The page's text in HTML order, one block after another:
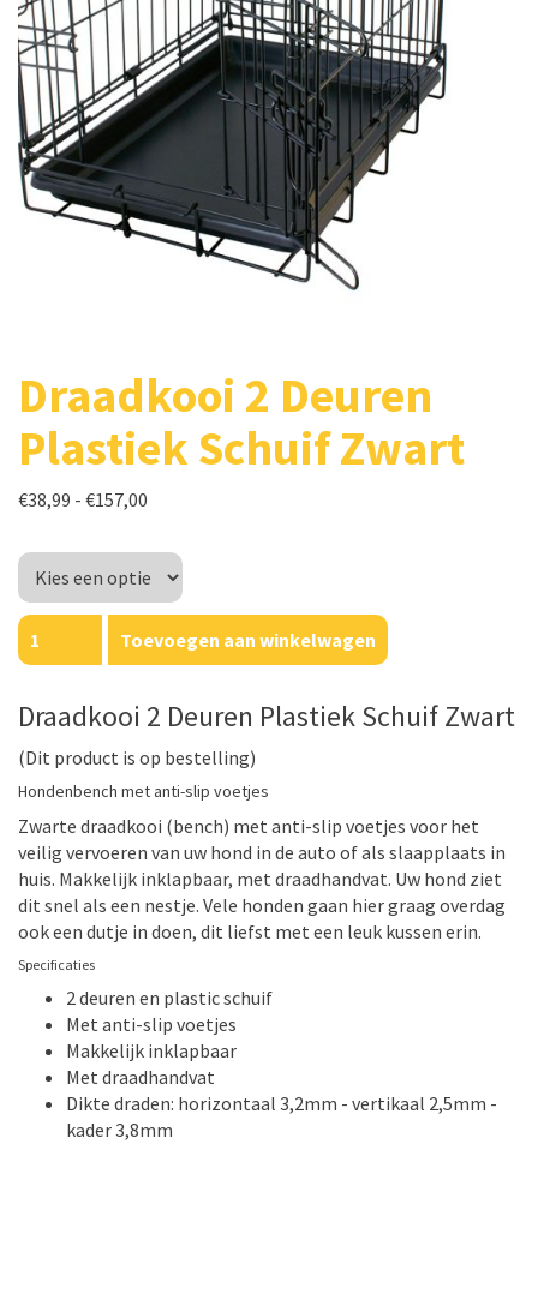
Shop
Gratis staal
Contact
Naar website hondenhotel
Draadkooi 2 Deuren
Plastiek Schuif Zwart
€38,99 - €157,00
tot
€157,00
Draadkooi
2
Plastiek
Schuif
Zwart
aantal
Toevoegen aan winkelwagen
Draadkooi 2 Deuren Plastiek Schuif Zwart
(Dit product is op bestelling)
Hondenbench met anti-slip voetjes
Zwarte draadkooi (bench) met anti-slip voetjes voor het
veilig vervoeren van uw hond in de auto of als slaapplaats in
huis. Makkelijk inklapbaar, met draadhandvat. Uw hond ziet
dit snel als een nestje. Vele honden gaan hier graag overdag
ook een dutje in doen, dit liefst met een leuk kussen erin.
Specificaties
2 deuren en plastic schuif
Met anti-slip voetjes
Makkelijk inklapbaar
Met draadhandvat
Dikte draden: horizontaal 3,2mm - vertikaal 2,5mm -
kader 3,8mm